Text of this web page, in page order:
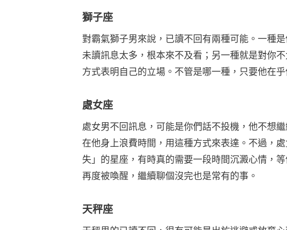
獅子座
對霸氣獅子男來說，已讀不回有兩種可能。一種
未讀訊息太多，根本來不及看；另一種就是對你
方式表明自己的立場。不管是哪一種，只要他在
處女座
處女男不回訊息，可能是你們話不投機，他不想
在他身上浪費時間，用這種方式來表達。不過，
失」的星座，有時真的需要一段時間沉澱心情，
再度被喚醒，繼續聊個沒完也是常有的事。
天秤座